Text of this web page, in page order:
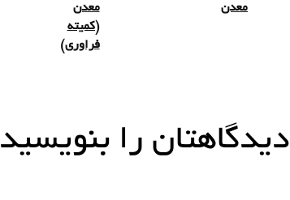
معدن
معدن
(کمیته
فراوری)
دیدگاهتان را بنویسید